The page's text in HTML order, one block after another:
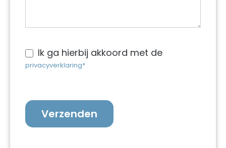
Ik ga hierbij akkoord met de
privacyverklaring*
Verzenden